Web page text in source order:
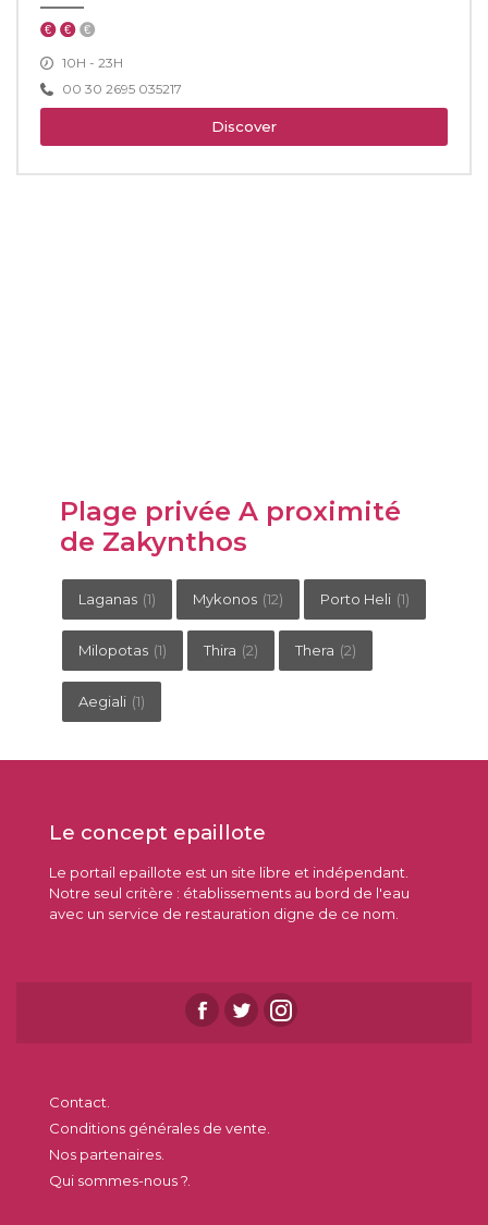
10H - 23H
00 30 2695 035217
Discover
Plage privée A proximité
de Zakynthos
Laganas (1) Mykonos (12) Porto Heli (1)
Milopotas (1) Thira (2) Thera (2)
Aegiali (1)
Le concept epaillote
Le portail epaillote est un site libre et indépendant.
Notre seul critère : établissements au bord de l'eau
avec un service de restauration digne de ce nom.
Contact.
Conditions générales de vente.
Nos partenaires.
Qui sommes-nous ?.